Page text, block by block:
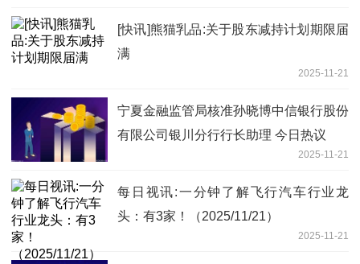
[快讯]熊猫乳品:关于股东减持计划期限届
满
2025-11-21
宁夏金融监管局核准孙晓博中信银行股份
有限公司银川分行行长助理 今日热议
2025-11-21
每日视讯:一分钟了解飞行汽车行业龙
头：有3家！（2025/11/21）
2025-11-21